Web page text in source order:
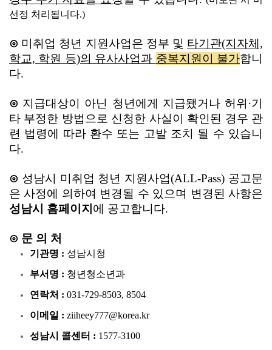
선정 처리됩니다.)
⊙ 미취업 청년 지원사업은 정부 및 타기관(지자체,
학교, 학원 등)의 유사사업과 중복지원이 불가합니
다.
⊙ 지급대상이 아닌 청년에게 지급됐거나 허위·기
타 부정한 방법으로 신청한 사실이 확인된 경우 관
련 법령에 따라 환수 또는 고발 조치 될 수 있습니
다.
⊙ 성남시 미취업 청년 지원사업(ALL-Pass) 공고문
은 사정에 의하여 변경될 수 있으며 변경된 사항은
성남시 홈페이지 에 공고합니다.
⊙ 문 의 처
기관명 : 성남시청
부서명 : 청년청소년과
연락처 : 031-729-8503, 8504
이메일 : ziiheey777@korea.kr
성남시 콜센터 : 1577-3100